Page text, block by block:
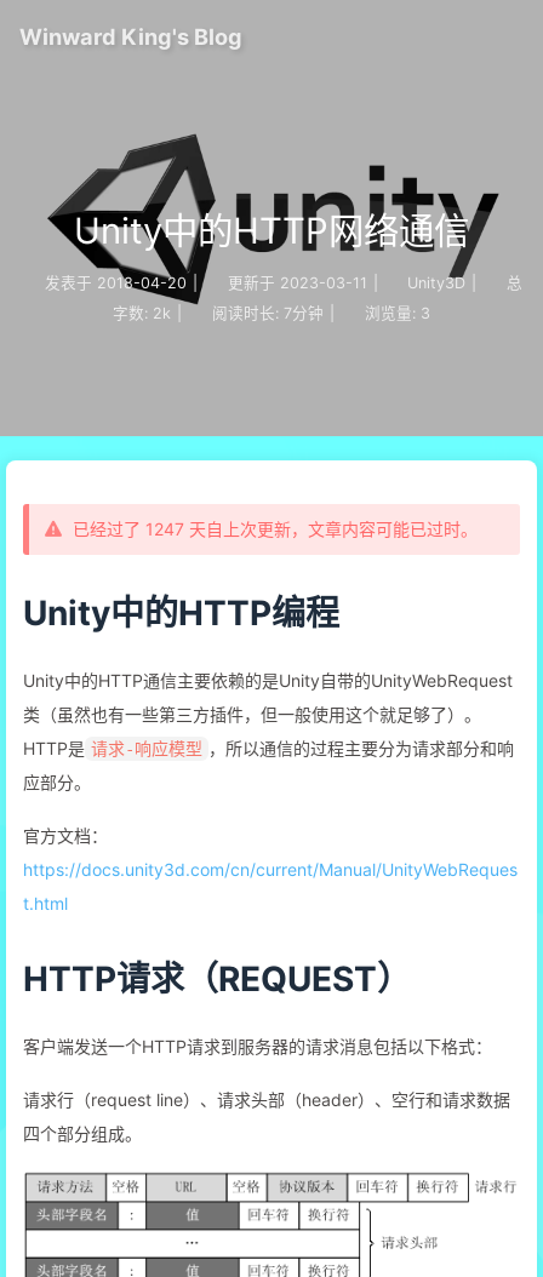
Winward King's Blog
Unity中的HTTP网络通信
发表于 2018-04-20 更新于 2023-03-11 Unity3D
总
字数: 2k 阅读时长: 7分钟 浏览量: 3
已经过了 1247 天自上次更新，文章内容可能已过时。
Unity中的HTTP编程
Unity中的HTTP通信主要依赖的是Unity自带的UnityWebRequest
类（虽然也有一些第三方插件，但一般使用这个就足够了）。
HTTP是 请求-响应模型 ，所以通信的过程主要分为请求部分和响
应部分。
官方文档：
https://docs.unity3d.com/cn/current/Manual/UnityWebReques
t.html
HTTP请求（REQUEST）
客户端发送一个HTTP请求到服务器的请求消息包括以下格式：
请求行（request line）、请求头部（header）、空行和请求数据
四个部分组成。